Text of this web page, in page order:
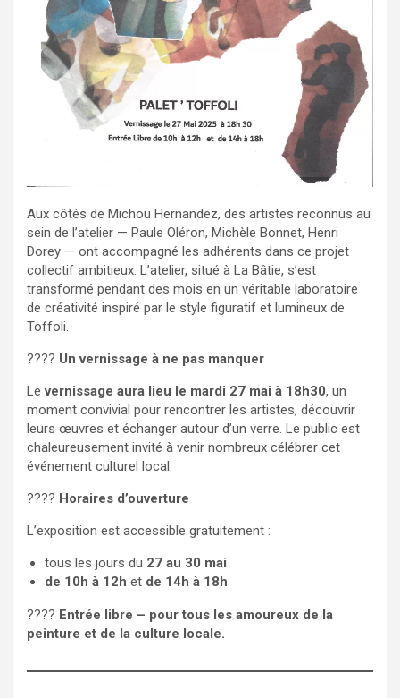
Aux côtés de Michou Hernandez, des artistes reconnus au
sein de l’atelier — Paule Oléron, Michèle Bonnet, Henri
Dorey — ont accompagné les adhérents dans ce projet
collectif ambitieux. L’atelier, situé à La Bâtie, s’est
transformé pendant des mois en un véritable laboratoire
de créativité inspiré par le style figuratif et lumineux de
Toffoli.
???? Un vernissage à ne pas manquer
Levernissage aura lieu le mardi 27 mai à 18h30, un
moment convivial pour rencontrer les artistes, découvrir
leurs œuvres et échanger autour d’un verre. Le public est
chaleureusement invité à venir nombreux célébrer cet
événement culturel local.
???? Horaires d’ouverture
L’exposition est accessible gratuitement :
tous les jours du 27 au 30 mai
de 10h à 12h et de 14h à 18h
????️ Entrée libre – pour tous les amoureux de la
peinture et de la culture locale.